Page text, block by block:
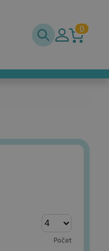
0
Počet